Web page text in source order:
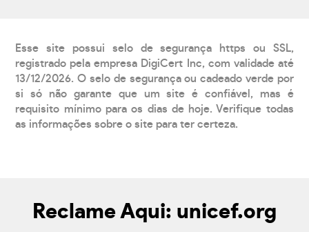
Esse site possui selo de segurança https ou SSL,
registrado pela empresa DigiCert Inc, com validade até
13/12/2026. O selo de segurança ou cadeado verde por
si só não garante que um site é confiável, mas é
requisito mínimo para os dias de hoje. Verifique todas
as informações sobre o site para ter certeza.
Reclame Aqui: unicef.org